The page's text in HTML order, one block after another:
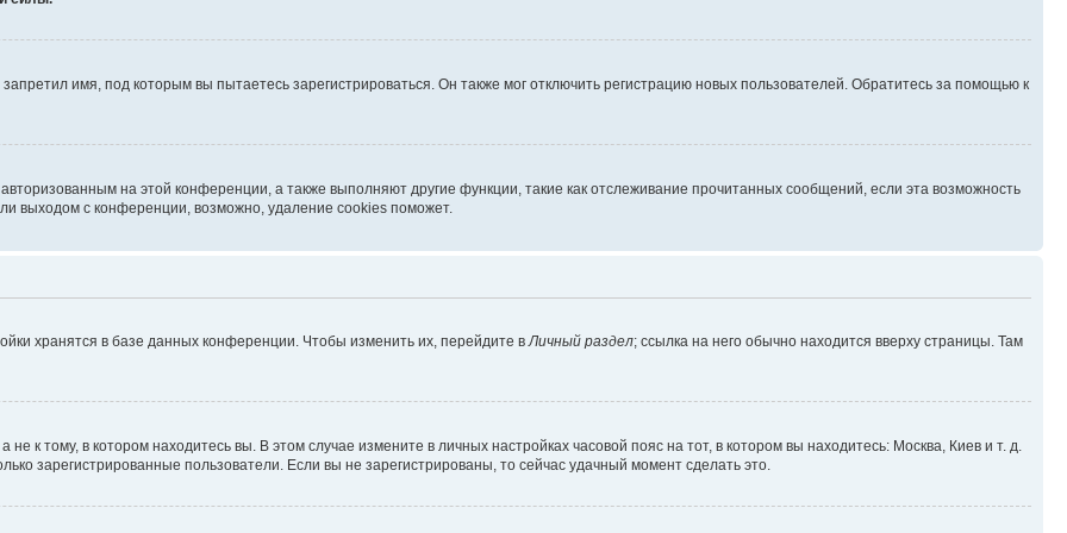
имя, под которым вы пытаетесь зарегистрироваться. Он также мог отключить регистрацию новых пользователей. Обратитесь за помощью к
на этой конференции, а также выполняют другие функции, такие как отслеживание прочитанных сообщений, если эта возможность
выходом с конференции, возможно, удаление cookies поможет.
хранятся в базе данных конференции. Чтобы изменить их, перейдите в Личный раздел; ссылка на него обычно находится вверху страницы. Там
к тому, в котором находитесь вы. В этом случае измените в личных настройках часовой пояс на тот, в котором вы находитесь: Москва, Киев и т. д.
зарегистрированные пользователи. Если вы не зарегистрированы, то сейчас удачный момент сделать это.